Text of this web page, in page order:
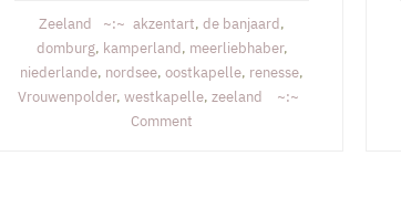
Zeeland akzentart, de banjaard,
domburg, kamperland, meerliebhaber,
niederlande, nordsee, oostkapelle, renesse,
Vrouwenpolder, westkapelle, zeeland
Comment